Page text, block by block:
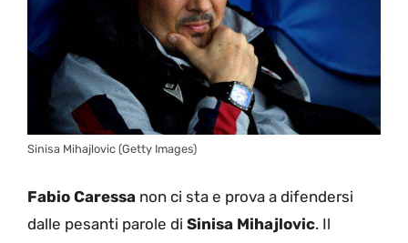
Sinisa Mihajlovic (Getty Images)
Fabio Caressa non ci sta e prova a difendersi
dalle pesanti parole di Sinisa Mihajlovic. Il